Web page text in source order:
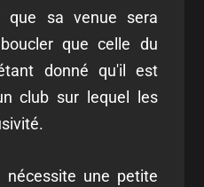
que sa venue sera
que celle du
donné qu'il est
club sur lequel les
nécessite une petite